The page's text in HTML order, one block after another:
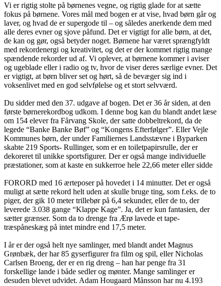
Vi er rigtig stolte på børnenes vegne, og rigtig glade for at sætte
fokus på børnene. Vores mål med bogen er at vise, hvad børn går og
laver, og hvad de er supergode til – og således anerkende dem med
alle deres evner og sjove påfund. Det er vigtigt for alle børn, at det,
de kan og gør, også betyder noget. Børnene har været sprængfyldt
med rekordenergi og kreativitet, og det er der kommet rigtig mange
spændende rekorder ud af. Vi oplever, at børnene kommer i aviser
og ugeblade eller i radio og tv, hvor de viser deres særlige evner. Det
er vigtigt, at børn bliver set og hørt, så de bevæger sig ind i
voksenlivet med en god selvfølelse og et stort selvværd.
Du sidder med den 37. udgave af bogen. Det er 36 år siden, at den
første børnerekordbog udkom. I denne bog kan du blandt andet læse
om 154 elever fra Fårvang Skole, der satte dobbeltrekord, da de
legede “Banke Banke Bøf” og “Kongens Efterfølger”. Eller Vejle
Kommunes børn, der under Familiernes Landsstævne i Byparken
skabte 219 Sports- Rullinger, som er en toiletpapirsrulle, der er
dekoreret til unikke sportsfigurer. Der er også mange individuelle
præstationer, som at kaste en sukkerroe hele 22,66 meter eller sidde
FORORD med 16 ærteposer på hovedet i 14 minutter. Det er også
muligt at sætte rekord helt uden at skulle bruge ting, som f.eks. de to
piger, der gik 10 meter trillebør på 6,4 sekunder, eller de to, der
leverede 3.038 gange “Klappe Kage”. Ja, det er kun fantasien, der
sætter grænser. Som da to drenge fra Ærø lavede et tape-
træspåneskæg på intet mindre end 17,5 meter.
I år er der også helt nye samlinger, med blandt andet Magnus
Grønbæk, der har 85 gyserfigurer fra film og spil, eller Nicholas
Carlsen Broeng, der er en rig dreng – han har penge fra 31
forskellige lande i både sedler og mønter. Mange samlinger er
desuden blevet udvidet. Adam Hougaard Månsson har nu 4.193